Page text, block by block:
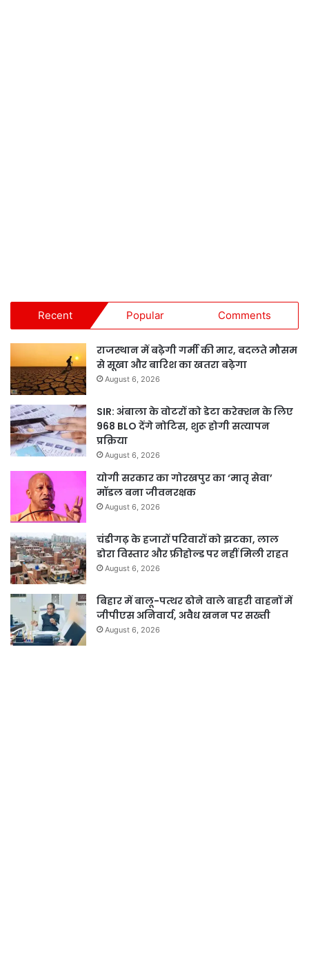
Recent Popular Comments
राजस्थान में बढ़ेगी गर्मी की मार, बदलते मौसम
से सूखा और बारिश का खतरा बढ़ेगा
August 6, 2026
SIR: अंबाला के वोटरों को डेटा करेक्शन के लिए
968 BLO देंगे नोटिस, शुरू होगी सत्यापन
प्रक्रिया
August 6, 2026
योगी सरकार का गोरखपुर का ‘मातृ सेवा’
मॉडल बना जीवनरक्षक
August 6, 2026
चंडीगढ़ के हजारों परिवारों को झटका, लाल
डोरा विस्तार और फ्रीहोल्ड पर नहीं मिली राहत
August 6, 2026
बिहार में बालू-पत्थर ढोने वाले बाहरी वाहनों में
जीपीएस अनिवार्य, अवैध खनन पर सख्ती
August 6, 2026